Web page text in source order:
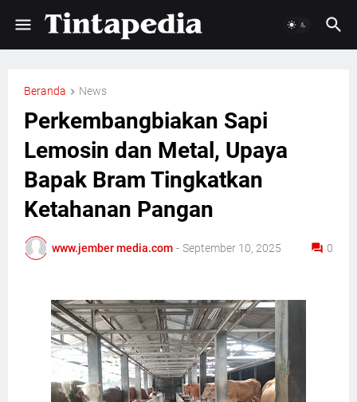
Beranda News
Perkembangbiakan Sapi
Lemosin dan Metal, Upaya
Bapak Bram Tingkatkan
Ketahanan Pangan
www.jember media.com - September 10, 2025 0